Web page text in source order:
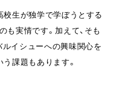
校生が独学で学ぼうとする
も実情です。加えて、そも
イシューへの興味関心を
課題もあります。